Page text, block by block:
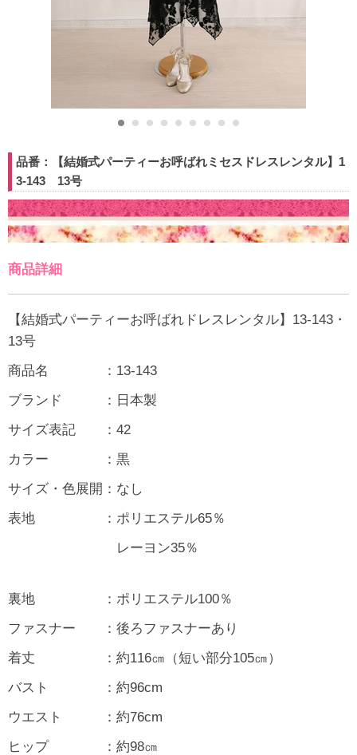
品番：【結婚式パーティーお呼ばれミセスドレスレンタル】1
3-143 13号
商品詳細
【結婚式パーティーお呼ばれドレスレンタル】13-143・
13号
商品名 ：13-143
ブランド ：日本製
サイズ表記 ：42
カラー ：黒
サイズ・色展開：なし
表地 ：ポリエステル65％
レーヨン35％
裏地 ：ポリエステル100％
ファスナー ：後ろファスナーあり
着丈 ：約116㎝（短い部分105㎝）
バスト ：約96cm
ウエスト ：約76cm
ヒップ ：約98㎝